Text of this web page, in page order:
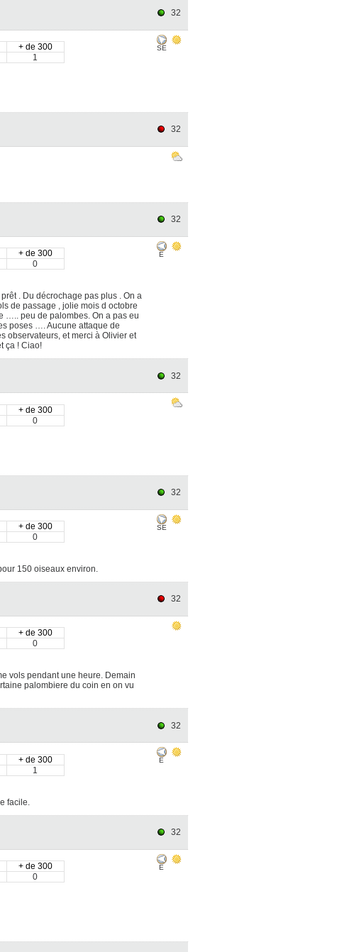
32
+ de 300
1
SE
32
32
+ de 300
0
. Du décrochage pas plus . On a
de passage , jolie mois d octobre
….. peu de palombes. On a pas eu
poses …. Aucune attaque de
observateurs, et merci à Olivier et
ça ! Ciao!
E
32
+ de 300
0
32
+ de 300
0
150 oiseaux environ.
SE
32
+ de 300
0
vols pendant une heure. Demain
palombiere du coin en on vu
32
+ de 300
1
facile.
E
32
+ de 300
0
E